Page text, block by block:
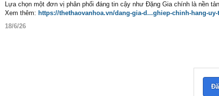
Lựa chọn một đơn vị phân phối đáng tin cậy như Đặng Gia chính là nền
Xem thêm: https://thethaovanhoa.vn/dang-gia-d...ghiep-chinh-hang-uy-
18/6/26